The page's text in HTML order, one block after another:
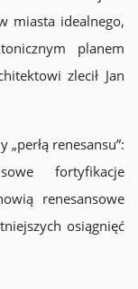
miasta idealnego,
planem
zlecił Jan
renesansu”:
fortyfikacje
renesansowe
osiągnięć